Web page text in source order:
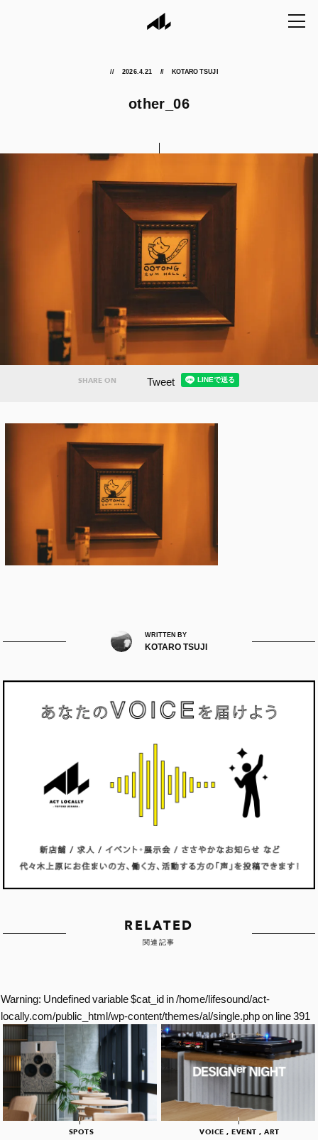
2026.4.21 KOTARO TSUJI
other_06
SHARE ON Tweet
WRITTEN BY
KOTARO TSUJI
RELATED
関連記事
Warning: Undefined variable $cat_id in/home/lifesound/act-
locally.com/public_html/wp-content/themes/al/single.phpon line391
SPOTS VOICE , EVENT , ART